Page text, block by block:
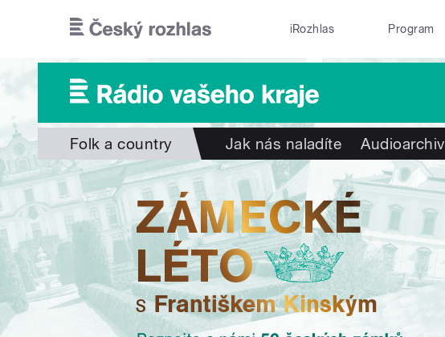
iRozhlas Program
Folk a country Jak nás naladíte Audioarchiv